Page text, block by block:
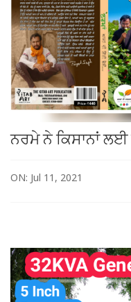
ਨਰਮੇ ਨੇ ਕਿਸਾਨਾਂ
ON: Jul 11, 2021